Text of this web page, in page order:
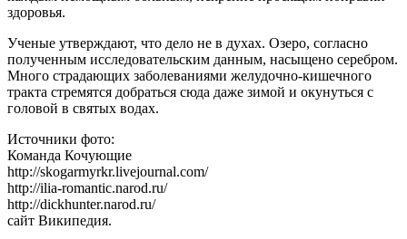
здоровья.
Ученые утверждают, что дело не в духах. Озеро, согласно
полученным исследовательским данным, насыщено серебром.
Много страдающих заболеваниями желудочно-кишечного
тракта стремятся добраться сюда даже зимой и окунуться с
головой в святых водах.
Источники фото:
Команда Кочующие
http://skogarmyrkr.livejournal.com/
http://ilia-romantic.narod.ru/
http://dickhunter.narod.ru/
сайт Википедия.